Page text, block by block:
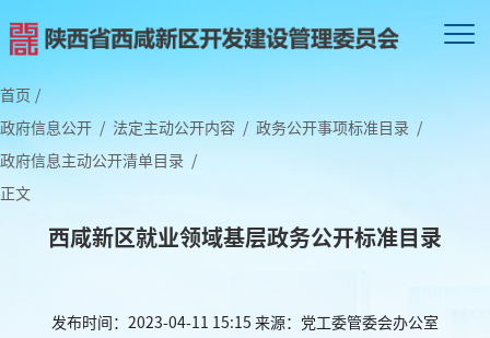
首页 /
政府信息公开 / 法定主动公开内容 / 政务公开事项标准目录 /
政府信息主动公开清单目录 /
正文
西咸新区就业领域基层政务公开标准目录
发布时间：2023-04-11 15:15 来源：党工委管委会办公室